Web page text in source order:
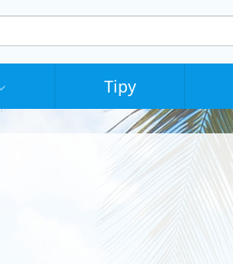
Tipy